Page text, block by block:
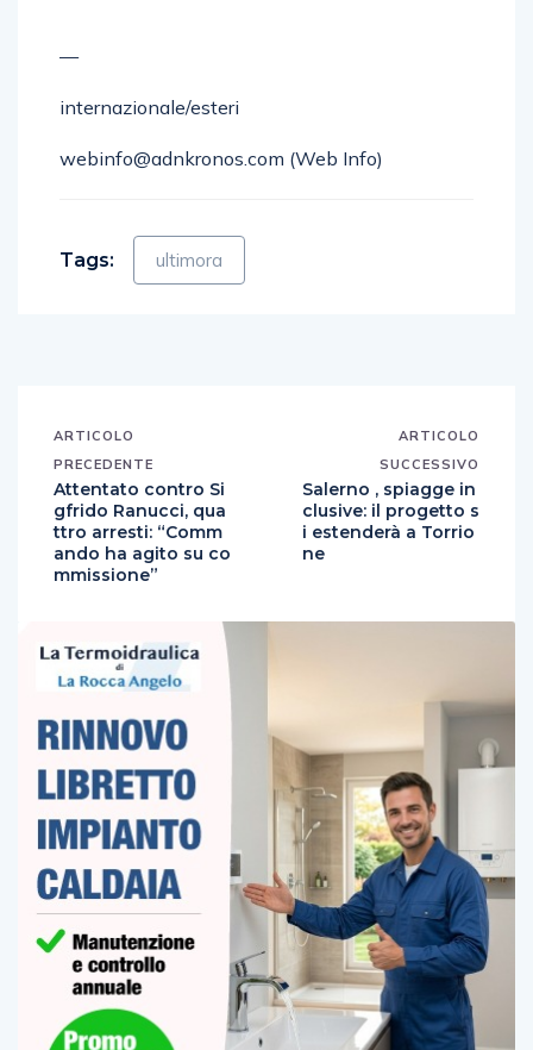
—
internazionale/esteri
webinfo@adnkronos.com (Web Info)
Tags: ultimora
ARTICOLO
PRECEDENTE
Attentato contro Si
gfrido Ranucci, qua
ttro arresti: “Comm
ando ha agito su co
mmissione”
ARTICOLO
SUCCESSIVO
Salerno , spiagge in
clusive: il progetto s
i estenderà a Torrio
ne